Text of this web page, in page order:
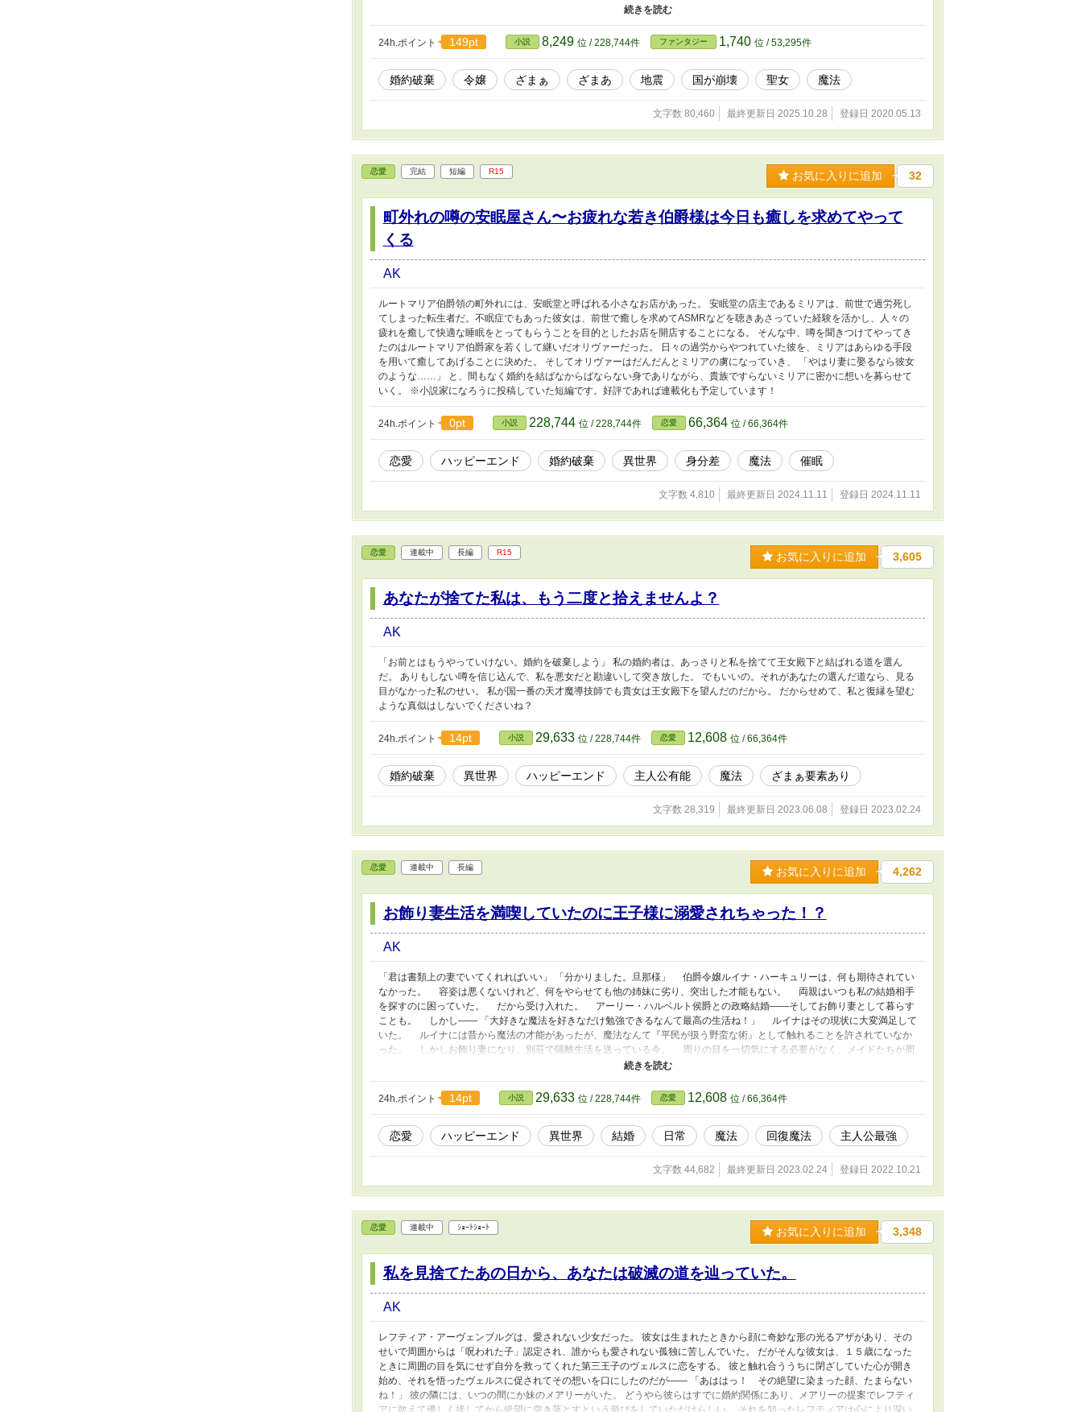
地震を予兆し鎮めていたと言う事実を。 そして「もう私は必要ないんですよね？」と、そっと術を解き、リシアは国を後に
する決意をするのだった。 ※小説家になろう・カクヨムにも同タイトルで投稿しています。
24h.ポイント
149pt 小説 8,249 位 / 228,744件 ファンタジー 1,740 位 / 53,295件
婚約破棄 令嬢 ざまぁ ざまあ 地震 国が崩壊 聖女 魔法
文字数 80,460 最終更新日 2025.10.28 登録日 2020.05.13
恋愛 完結 短編 R15 お気に入りに追加 32
町外れの噂の安眠屋さん〜お疲れな若き伯爵様は今日も癒しを求めてやって
くる
AK
ルートマリア伯爵領の町外れには、安眠堂と呼ばれる小さなお店があった。 安眠堂の店主であるミリアは、前世で過労死し
てしまった転生者だ。不眠症でもあった彼女は、前世で癒しを求めてASMRなどを聴きあさっていた経験を活かし、人々の
疲れを癒して快適な睡眠をとってもらうことを目的としたお店を開店することになる。 そんな中、噂を聞きつけてやってき
たのはルートマリア伯爵家を若くして継いだオリヴァーだった。 日々の過労からやつれていた彼を、ミリアはあらゆる手段
を用いて癒してあげることに決めた。 そしてオリヴァーはだんだんとミリアの虜になっていき、 「やはり妻に娶るなら彼女
のような……」 と、間もなく婚約を結ばなからばならない身でありながら、貴族ですらないミリアに密かに想いを募らせて
いく。 ※小説家になろうに投稿していた短編です。好評であれば連載化も予定しています！
24h.ポイント 0pt 小説 228,744 位 / 228,744件 恋愛 66,364 位 / 66,364件
恋愛 ハッピーエンド 婚約破棄 異世界 身分差 魔法 催眠
文字数 4,810 最終更新日 2024.11.11 登録日 2024.11.11
恋愛 連載中 長編 R15 お気に入りに追加 3,605
あなたが捨てた私は、もう二度と拾えませんよ？
AK
「お前とはもうやっていけない。婚約を破棄しよう」 私の婚約者は、あっさりと私を捨てて王女殿下と結ばれる道を選ん
だ。 ありもしない噂を信じ込んで、私を悪女だと勘違いして突き放した。 でもいいの。それがあなたの選んだ道なら、見る
目がなかった私のせい。 私が国一番の天才魔導技師でも貴女は王女殿下を望んだのだから。 だからせめて、私と復縁を望む
ような真似はしないでくださいね？
24h.ポイント 14pt 小説 29,633 位 / 228,744件 恋愛 12,608 位 / 66,364件
婚約破棄 異世界 ハッピーエンド 主人公有能 魔法 ざまぁ要素あり
文字数 28,319 最終更新日 2023.06.08 登録日 2023.02.24
恋愛 連載中 長編 お気に入りに追加 4,262
お飾り妻生活を満喫していたのに王子様に溺愛されちゃった！？
AK
「君は書類上の妻でいてくれればいい」 「分かりました。旦那様」 伯爵令嬢ルイナ・ハーキュリーは、何も期待されてい
なかった。 容姿は悪くないけれど、何をやらせても他の姉妹に劣り、突出した才能もない。 両親はいつも私の結婚相手
を探すのに困っていた。 だから受け入れた。 アーリー・ハルベルト侯爵との政略結婚――そしてお飾り妻として暮らす
ことも。 しかし―― 「大好きな魔法を好きなだけ勉強できるなんて最高の生活ね！」 ルイナはその現状に大変満足して
いた。 ルイナには昔から魔法の才能があったが、魔法なんて『平民が扱う野蛮な術』として触れることを許されていなか
った。 しかしお飾り妻になり、別荘で隔離生活を送っている今。 周りの目を一切気にする必要がなく、メイドたちが周
りの世話を何でもしてくれる。 そんな最高のお飾り生活を満喫していた。 しかしある日、大怪我を負って倒れていた
男を魔法で助けてから不穏な空気が漂い始める。 どうやらその男は王子だったらしく、私のことを妻に娶りたいなどと言
い出して――
24h.ポイント 14pt 小説 29,633 位 / 228,744件 恋愛 12,608 位 / 66,364件
恋愛 ハッピーエンド 異世界 結婚 日常 魔法 回復魔法 主人公最強
文字数 44,682 最終更新日 2023.02.24 登録日 2022.10.21
恋愛 連載中 ｼｮｰﾄｼｮｰﾄ お気に入りに追加 3,348
私を見捨てたあの日から、あなたは破滅の道を辿っていた。
AK
レフティア・アーヴェンブルグは、愛されない少女だった。 彼女は生まれたときから顔に奇妙な形の光るアザがあり、その
せいで周囲からは「呪われた子」認定され、誰からも愛されない孤独に苦しんでいた。 だがそんな彼女は、１５歳になった
ときに周囲の目を気にせず自分を救ってくれた第三王子のヴェルスに恋をする。 彼と触れ合ううちに閉ざしていた心が開き
始め、それを悟ったヴェルスに促されてその想いを口にしたのだが―― 「あははっ！ その絶望に染まった顔、たまらない
ね！」 彼の隣には、いつの間にか妹のメアリーがいた。 どうやら彼らはすでに婚約関係にあり、メアリーの提案でレフティ
アに敢えて優しく接してから絶望に突き落とすという遊びをしていただけらしい。 それを知ったレフティアは心により深い